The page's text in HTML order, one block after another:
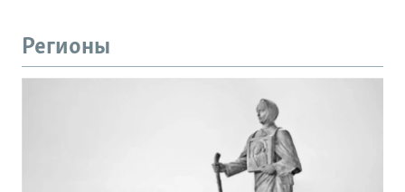
Регионы